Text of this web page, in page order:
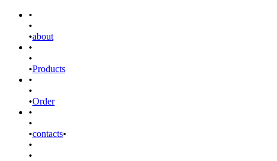
•
•
•about
•
•
•Products
•
•
•Order
•
•
•contacts•
•
•